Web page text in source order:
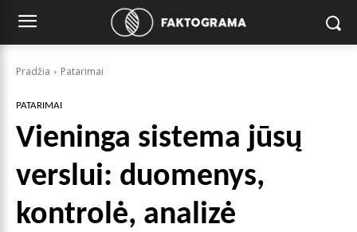
Pradžia Patarimai
PATARIMAI
Vieninga sistema jūsų
verslui: duomenys,
kontrolė, analizė